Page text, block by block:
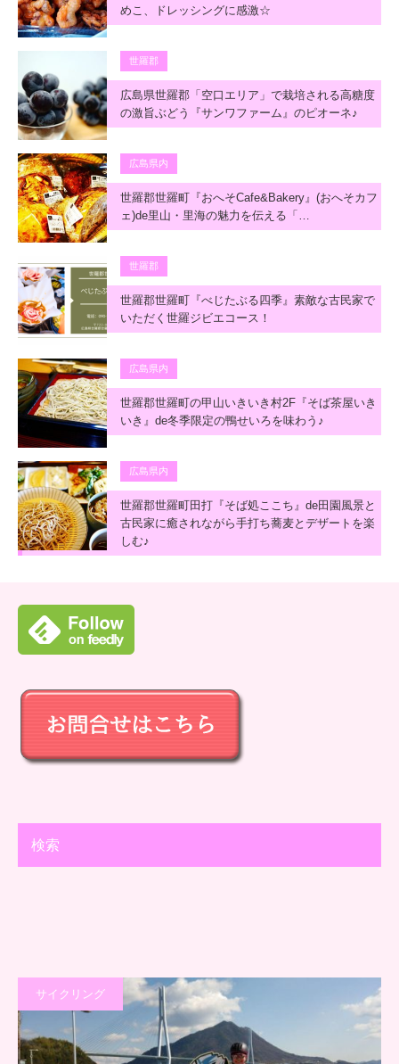
めこ、ドレッシングに感激☆
世羅郡
広島県世羅郡「空口エリア」で栽培される高糖度
の激旨ぶどう『サンワファーム』のピオーネ♪
広島県内
世羅郡世羅町『おへそCafe&Bakery』(おへそカフ
ェ)de里山・里海の魅力を伝える「…
世羅郡
世羅郡世羅町『べじたぶる四季』素敵な古民家で
いただく世羅ジビエコース！
広島県内
世羅郡世羅町の甲山いきいき村2F『そば茶屋いき
いき』de冬季限定の鴨せいろを味わう♪
広島県内
世羅郡世羅町田打『そば処ここち』de田園風景と
古民家に癒されながら手打ち蕎麦とデザートを楽
しむ♪
検索
サイクリング